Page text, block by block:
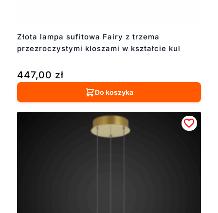
Złota lampa sufitowa Fairy z trzema
przezroczystymi kloszami w kształcie kul
447,00 zł
Do koszyka